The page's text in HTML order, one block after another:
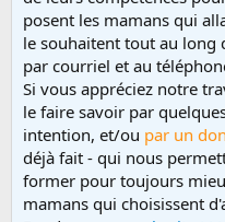
posent les mamans qui
le souhaitent tout au long
par courriel et au
Si vous appréciez notre
le faire savoir par
intention, et/ou par un
déjà fait - qui nous
former pour toujours
mamans qui choisissent